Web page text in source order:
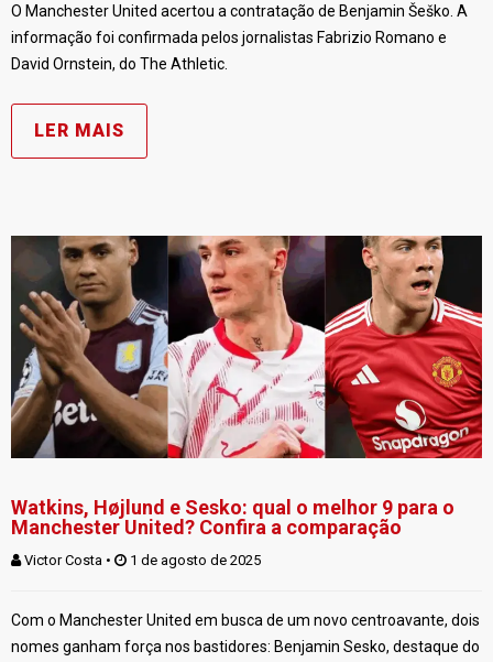
O Manchester United acertou a contratação de Benjamin Šeško. A
informação foi confirmada pelos jornalistas Fabrizio Romano e
David Ornstein, do The Athletic.
LER MAIS
Watkins, Højlund e Sesko: qual o melhor 9 para o
Manchester United? Confira a comparação
Victor Costa • 1 de agosto de 2025
Com o Manchester United em busca de um novo centroavante, dois
nomes ganham força nos bastidores: Benjamin Sesko, destaque do